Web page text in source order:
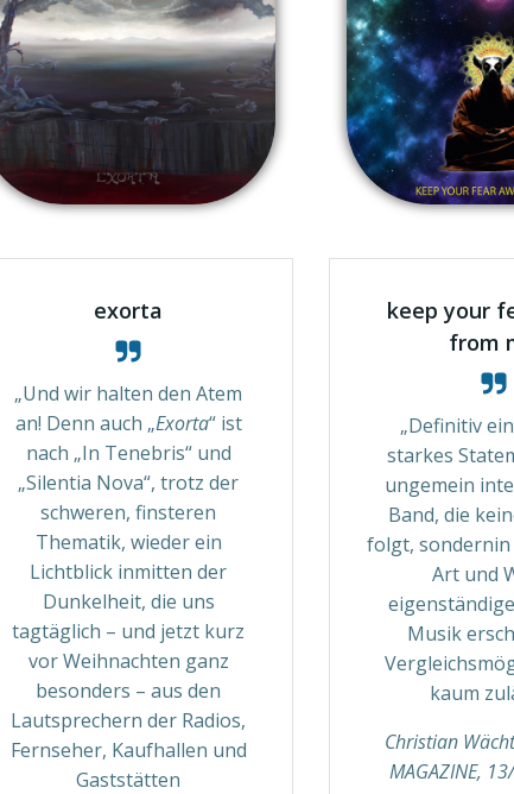
exorta
„Und wir halten den Atem
an! Denn auch „Exorta“ ist
nach „In Tenebris“ und
„Silentia Nova“, trotz der
schweren, finsteren
Thematik, wieder ein
Lichtblick inmitten der
Dunkelheit, die uns
tagtäglich – und jetzt kurz
vor Weihnachten ganz
besonders – aus den
Lautsprechern der Radios,
Fernseher, Kaufhallen und
Gaststätten
keep your
from
„Definitiv
starkes
ungemein
Band, die
folgt,
Art und
Musik
kaum
Christian
MAGAZINE,